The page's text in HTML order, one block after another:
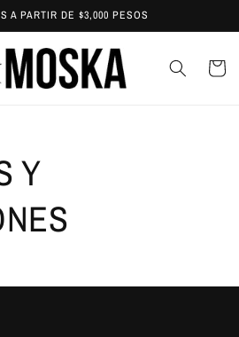
A PARTIR DE $3,000 PESOS
Carrito
Y